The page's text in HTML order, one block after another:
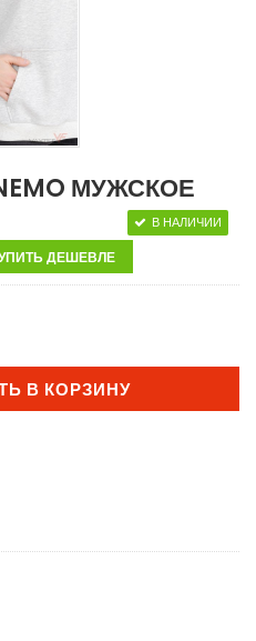
МУЖСКОЕ
ДЕШЕВЛЕ
В НАЛИЧИИ
В КОРЗИНУ